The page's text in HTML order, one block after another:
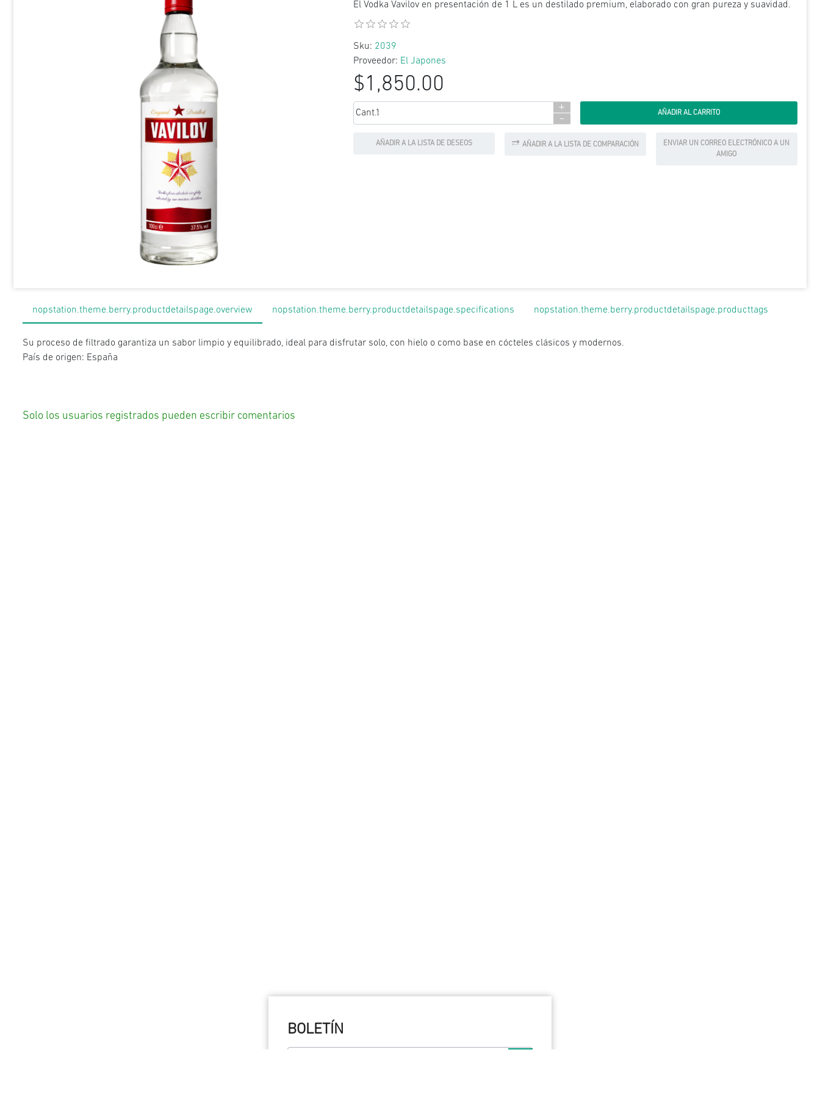
El Vodka Vavilov en presentación de 1 L es un destilado premium, elaborado con gran pureza y suavidad.
Sku: 2039
Proveedor: El Japones
$1,850.00
Cant.:
+
-
AÑADIR A LA LISTA DE DESEOS AÑADIR A LA LISTA DE COMPARACIÓN
ENVIAR UN CORREO ELECTRÓNICO A UN
AMIGO
nopstation.theme.berry.productdetailspage.overview nopstation.theme.berry.productdetailspage.specifications nopstation.theme.berry.productdetailspage.producttags
Su proceso de filtrado garantiza un sabor limpio y equilibrado, ideal para disfrutar solo, con hielo o como base en cócteles clásicos y modernos.
País de origen: España
Solo los usuarios registrados pueden escribir comentarios
BOLETÍN